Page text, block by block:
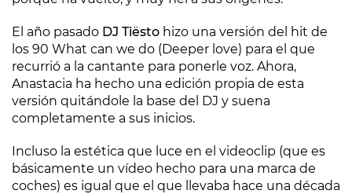
El año pasado DJ Tiësto hizo una versión del hit de
los 90 What can we do (Deeper love) para el que
recurrió a la cantante para ponerle voz. Ahora,
Anastacia ha hecho una edición propia de esta
versión quitándole la base del DJ y suena
completamente a sus inicios.
Incluso la estética que luce en el videoclip (que es
básicamente un vídeo hecho para una marca de
coches) es igual que el que llevaba hace una década